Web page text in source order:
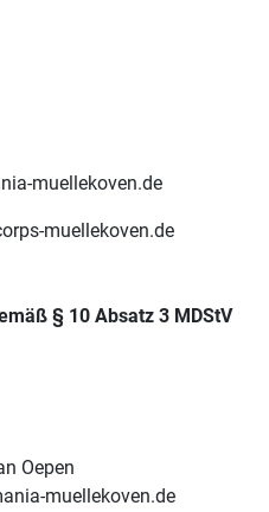
muellekoven.de
muellekoven.de
§ 10 Absatz 3 MDStV
Oepen
muellekoven.de